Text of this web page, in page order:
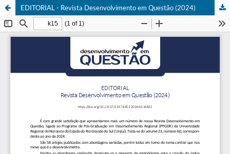
EDITORIAL - Revista Desenvolvimento em Questão (2024)